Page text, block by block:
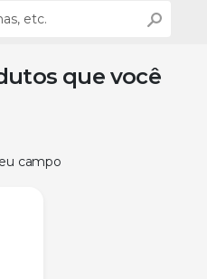
que você
campo